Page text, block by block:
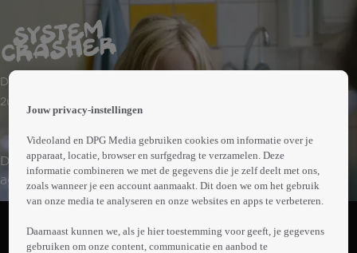
Drama
2uur00min
De 9-jarige Benni worstelt met paniekaanvallen en
agressief gedrag. Haar moeder kan de zorg niet aan,
maar ook in pleeggezinnen en zorginstellingen loopt ze
Micha, die er onconventionele methoden op nahoudt.
Abonneren op Videoland
Jouw privacy-instellingen
Videoland en DPG Media gebruiken cookies om informatie over je
apparaat, locatie, browser en surfgedrag te verzamelen. Deze
informatie combineren we met de gegevens die je zelf deelt met ons,
zoals wanneer je een account aanmaakt. Dit doen we om het gebruik
van onze media te analyseren en onze websites en apps te verbeteren.
Daarnaast kunnen we, als je hier toestemming voor geeft, je gegevens
gebruiken om onze content, communicatie en aanbod te